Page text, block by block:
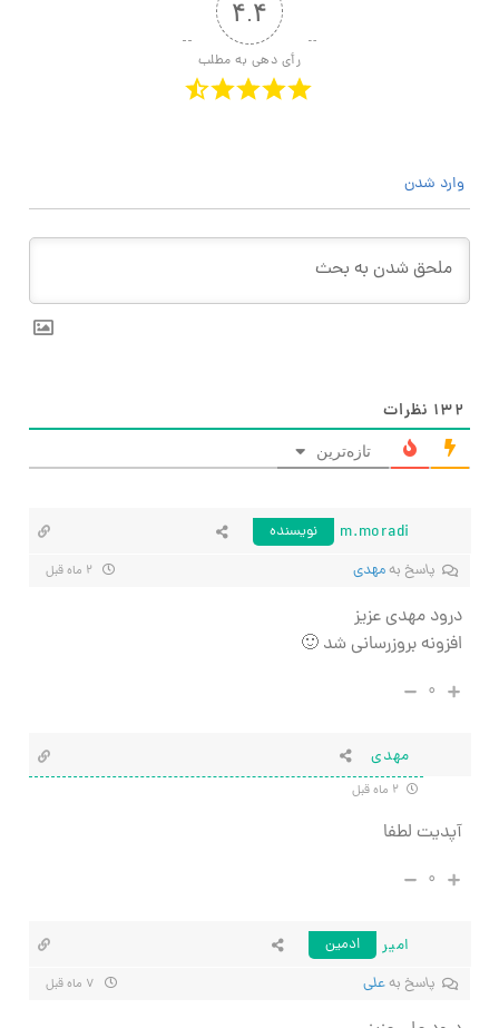
۴.۴
رأی دهی به مطلب
وارد شدن
۱۳۲ نظرات
تازه‌ترین
m.moradi
نویسنده
پاسخ بهمهدی
درود مهدی عزیز
افزونه بروزرسانی شد 🙂
۰
مهدی
آپدیت لطفا
۰
امیر
ادمین
پاسخ بهعلی